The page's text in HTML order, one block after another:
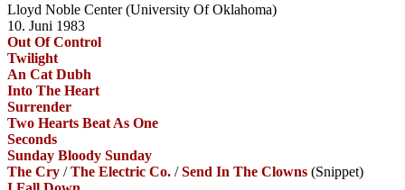
Lloyd Noble Center (University Of Oklahoma)
10. Juni 1983
Out Of Control
Twilight
An Cat Dubh
Into The Heart
Surrender
Two Hearts Beat As One
Seconds
Sunday Bloody Sunday
The Cry /The Electric Co. /Send In The Clowns (Snippet)